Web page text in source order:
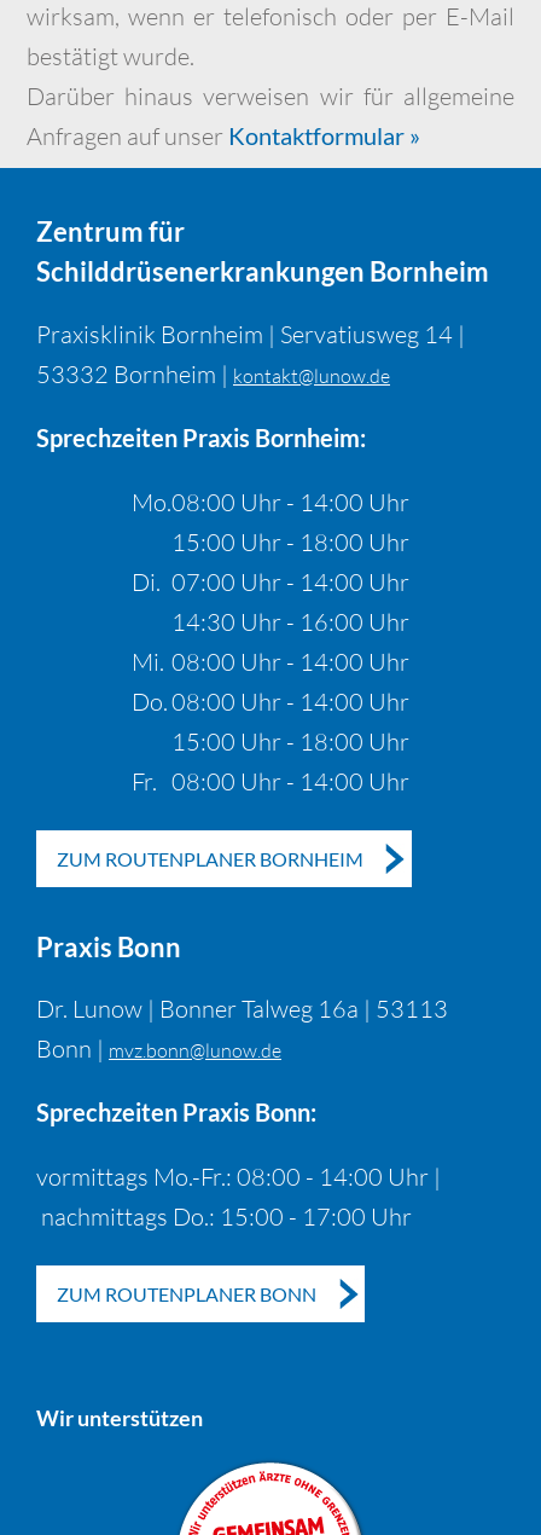
wirksam, wenn er telefonisch oder per E-Mail
bestätigt wurde.
Darüber hinaus verweisen wir für allgemeine
Anfragen auf unser Kontaktformular »
Zentrum für
Schilddrüsenerkrankungen Bornheim
Praxisklinik Bornheim | Servatiusweg 14 |
53332 Bornheim | kontakt@lunow.de
Sprechzeiten Praxis Bornheim:
Mo.08:00 Uhr - 14:00 Uhr
15:00 Uhr - 18:00 Uhr
Di. 07:00 Uhr - 14:00 Uhr
14:30 Uhr - 16:00 Uhr
Mi. 08:00 Uhr - 14:00 Uhr
Do.08:00 Uhr - 14:00 Uhr
15:00 Uhr - 18:00 Uhr
Fr. 08:00 Uhr - 14:00 Uhr
ZUM ROUTENPLANER BORNHEIM
Praxis Bonn
Dr. Lunow | Bonner Talweg 16a | 53113
Bonn | mvz.bonn@lunow.de
Sprechzeiten Praxis Bonn:
vormittags Mo.-Fr.: 08:00 - 14:00 Uhr |
nachmittags Do.: 15:00 - 17:00 Uhr
ZUM ROUTENPLANER BONN
Wir unterstützen